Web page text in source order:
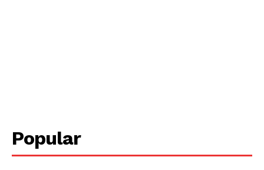
Popular